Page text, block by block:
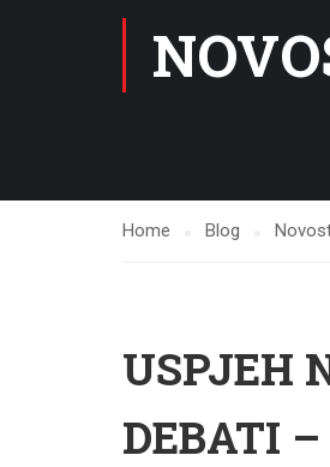
Home Blog
USPJEH
DEBATI –